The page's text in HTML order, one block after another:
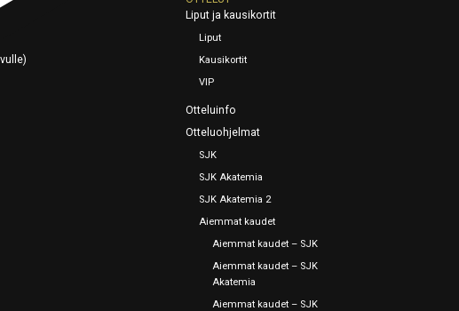
Liput ja kausikortit
Liput
Kausikortit
VIP
Otteluinfo
Otteluohjelmat
SJK
SJK Akatemia
SJK Akatemia 2
Aiemmat kaudet
Aiemmat kaudet – SJK
Aiemmat kaudet – SJK
Akatemia
Aiemmat kaudet – SJK